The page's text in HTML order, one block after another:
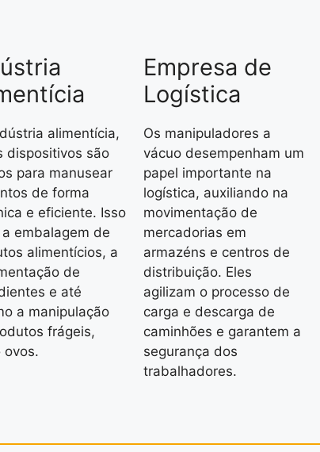
alimentícia,
dispositivos são
para manusear
de forma
e eficiente. Isso
embalagem de
alimentícios, a
de
e até
a manipulação
frágeis,
ovos.
Empresa de
Logística
Os manipuladores a
vácuo desempenham um
papel importante na
logística, auxiliando na
movimentação de
mercadorias em
armazéns e centros de
distribuição. Eles
agilizam o processo de
carga e descarga de
caminhões e garantem a
segurança dos
trabalhadores.